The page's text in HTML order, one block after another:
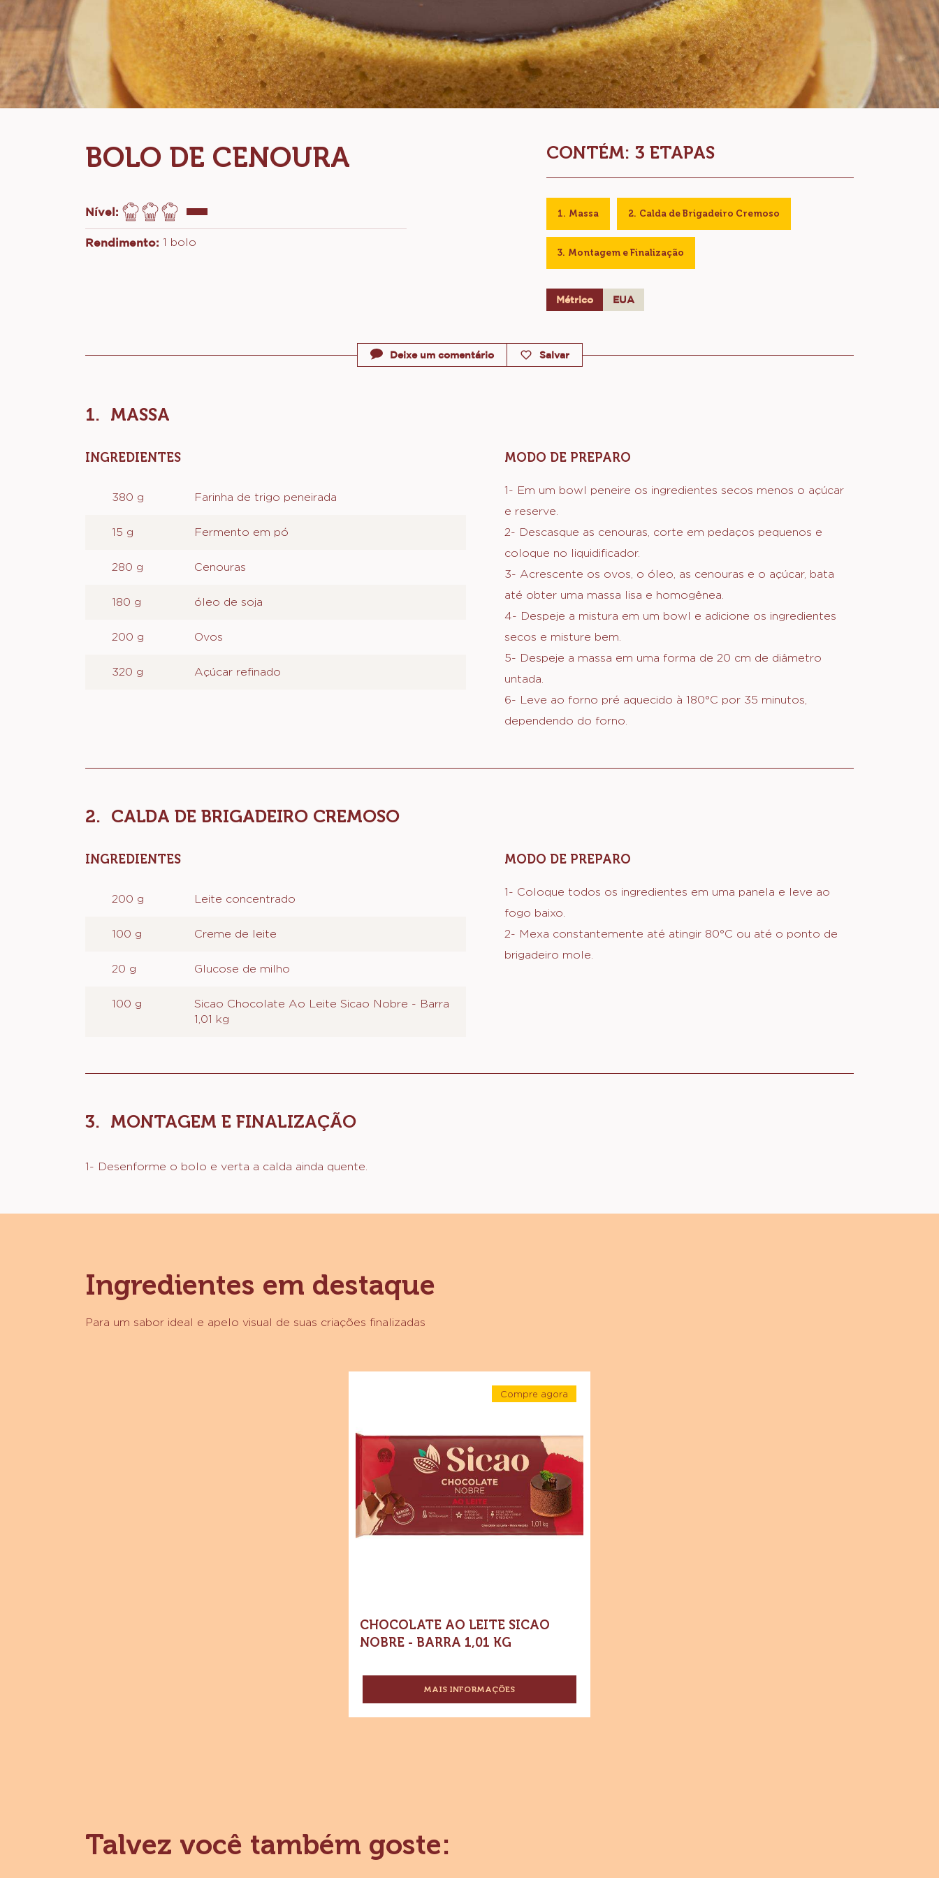
BOLO DE CENOURA
Nível:
Rendimento: 1 bolo
CONTÉM: 3 ETAPAS
Massa Calda de Brigadeiro Cremoso
Montagem e Finalização
Métrico EUA
Actions Deixe um comentário Salvar
MASSA
INGREDIENTES
380 g Farinha de trigo peneirada
15 g Fermento em pó
280 g Cenouras
180 g óleo de soja
200 g Ovos
320 g Açúcar refinado
MODO DE PREPARO
1- Em um bowl peneire os ingredientes secos menos o açúcar
e reserve.
2- Descasque as cenouras, corte em pedaços pequenos e
coloque no liquidificador.
3- Acrescente os ovos, o óleo, as cenouras e o açúcar, bata
até obter uma massa lisa e homogênea.
4- Despeje a mistura em um bowl e adicione os ingredientes
secos e misture bem.
5- Despeje a massa em uma forma de 20 cm de diâmetro
untada.
6- Leve ao forno pré aquecido à 180°C por 35 minutos,
dependendo do forno.
CALDA DE BRIGADEIRO CREMOSO
INGREDIENTES
DE
CREMOSO
200 g Leite concentrado
100 g Creme de leite
20 g Glucose de milho
100 g
Sicao Chocolate Ao Leite Sicao Nobre - Barra
1,01 kg
MODO DE PREPARO
DE
CREMOSO
1- Coloque todos os ingredientes em uma panela e leve ao
fogo baixo.
2- Mexa constantemente até atingir 80°C ou até o ponto de
brigadeiro mole.
MONTAGEM E FINALIZAÇÃO
1- Desenforme o bolo e verta a calda ainda quente.
Ingredientes em destaque
Para um sabor ideal e apelo visual de suas criações finalizadas
Compre agora
-
Leite
Sicao
Nobre
Barra
1,01
kg
CHOCOLATE AO LEITE SICAO
NOBRE - BARRA 1,01 KG
MAIS INFORMAÇÕES
Sicao
Nobre
Barra
1,01
kg
Talvez você também goste: